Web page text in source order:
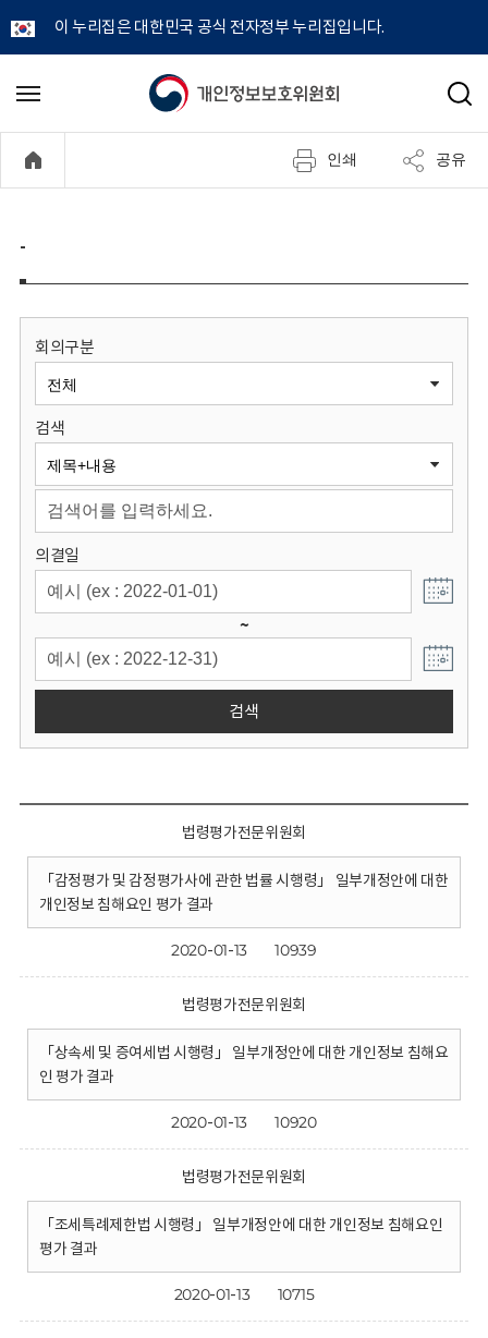
이 누리집은 대한민국 공식 전자정부 누리집입니다.
개
정
보
원
회
메
기
검
인쇄 공유
-
회의구분
검색
의결일
~
검색
법령평가전문위원회
「감정평가 및 감정평가사에 관한 법률 시행령」 일부개정안에 대한
개인정보 침해요인 평가 결과
2020-01-13 10939
법령평가전문위원회
「상속세 및 증여세법 시행령」 일부개정안에 대한 개인정보 침해요
인 평가 결과
2020-01-13 10920
법령평가전문위원회
「조세특례제한법 시행령」 일부개정안에 대한 개인정보 침해요인
평가 결과
2020-01-13 10715